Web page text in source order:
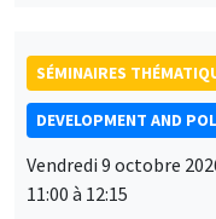
SÉMINAIRES
DEVELOPMENT AND
Vendredi 9 octobre
11:00 à 12:15